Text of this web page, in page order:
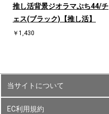
推し活背景ジオラマぷち44/チ
ェス(ブラック)【推し活】
￥1,430
当サイトについて
EC利用規約